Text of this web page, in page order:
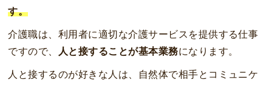
す。
介護職は、利用者に適切な介護サービスを提供する仕事
ですので、
人と接することが基本業務になります。
人と接するのが好きな人は、自然体で相手とコミュニケ